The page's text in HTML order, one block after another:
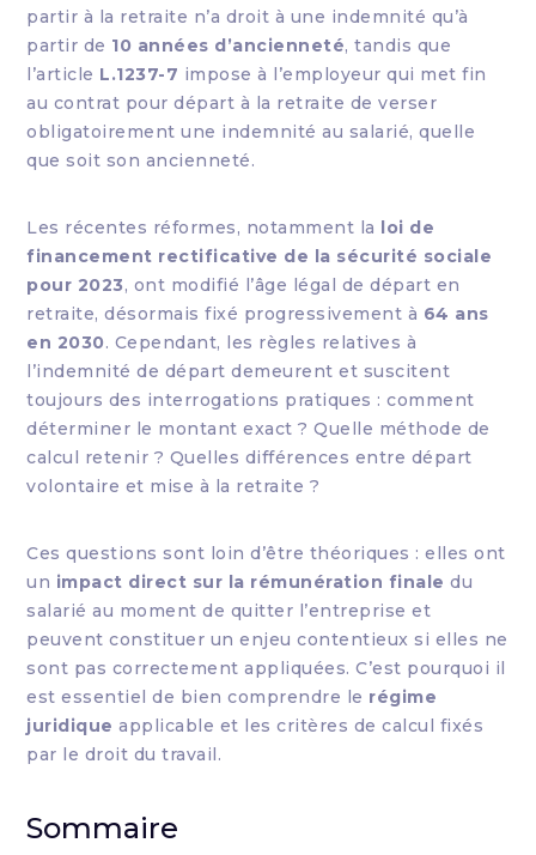
partir à la retraite n’a droit à une indemnité qu’à
partir de 10 années d’ancienneté, tandis que
l’article L.1237-7 impose à l’employeur qui met fin
au contrat pour départ à la retraite de verser
obligatoirement une indemnité au salarié, quelle
que soit son ancienneté.
Les récentes réformes, notamment la loi de
financement rectificative de la sécurité sociale
pour 2023, ont modifié l’âge légal de départ en
retraite, désormais fixé progressivement à 64 ans
en 2030. Cependant, les règles relatives à
l’indemnité de départ demeurent et suscitent
toujours des interrogations pratiques : comment
déterminer le montant exact ? Quelle méthode de
calcul retenir ? Quelles différences entre départ
volontaire et mise à la retraite ?
Ces questions sont loin d’être théoriques : elles ont
un impact direct sur la rémunération finale du
salarié au moment de quitter l’entreprise et
peuvent constituer un enjeu contentieux si elles ne
sont pas correctement appliquées. C’est pourquoi il
est essentiel de bien comprendre le régime
juridique applicable et les critères de calcul fixés
par le droit du travail.
Sommaire